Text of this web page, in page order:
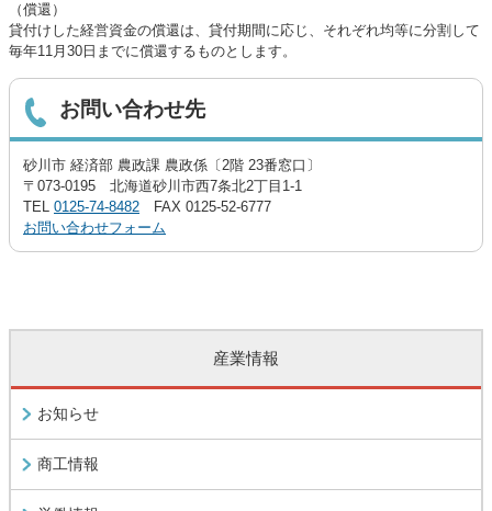
（償還）
貸付けした経営資金の償還は、貸付期間に応じ、それぞれ均等に分割して
毎年11月30日までに償還するものとします。
お問い合わせ先
砂川市 経済部 農政課 農政係〔2階 23番窓口〕
〒073-0195 北海道砂川市西7条北2丁目1-1
TEL 0125-74-8482 FAX 0125-52-6777
お問い合わせフォーム
産業情報
お知らせ
商工情報